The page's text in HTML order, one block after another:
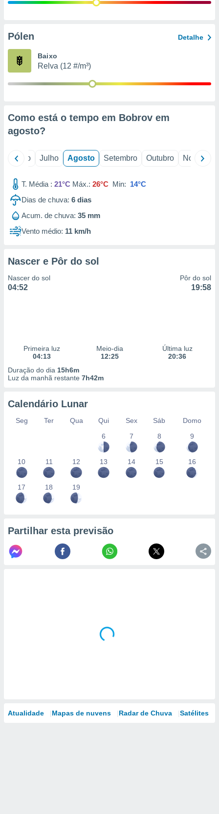
e
de
Pólen Detalhe
Baixo
Relva (12 #/m³)
Como está o tempo em Bobrov em
agosto?
Junho Julho Agosto Setembro Outubro Novembro
T. Média : 21°C Máx.: 26°C Min: 14°C
Dias de chuva: 6 dias
Acum. de chuva: 35 mm
Vento médio: 11 km/h
Nascer e Pôr do sol
Nascer do sol
04:52
Pôr do sol
19:58
Primeira luz
04:13
Meio-dia
12:25
Última luz
20:36
Duração do dia 15h6m
Luz da manhã restante 7h42m
Calendário Lunar
Seg Ter Qua Qui Sex Sáb
Domo
6
7 8 9
10 11 12 13 14 15 16
17 18 19
Partilhar esta previsão
Atualidade Mapas de nuvens Radar de Chuva Satélites